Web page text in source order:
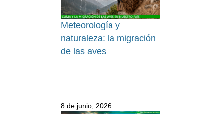
Meteorología y
naturaleza: la migración
de las aves
8 de junio, 2026